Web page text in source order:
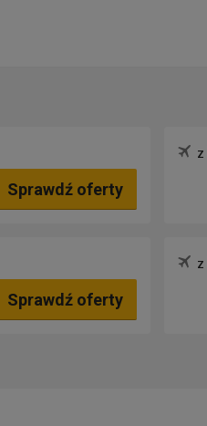
Sprawdź oferty
z
Sprawdź oferty
z